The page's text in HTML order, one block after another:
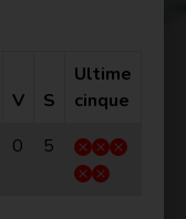
V S
Ultime
cinque
0 5